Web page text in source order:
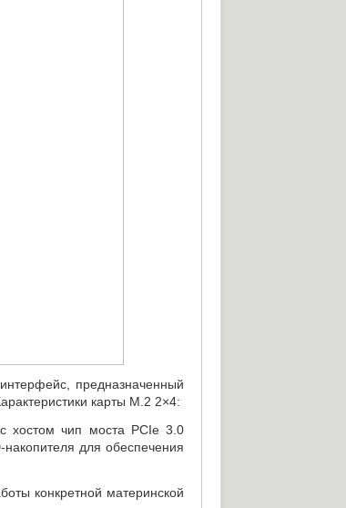
,
предназначенный
карты M.2 2×4:
с хостом чип моста PCIe 3.0
накопителя для обеспечения
конкретной материнской